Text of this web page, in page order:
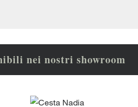
nei nostri showroom